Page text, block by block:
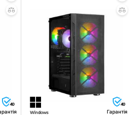
40 40
Гарантія